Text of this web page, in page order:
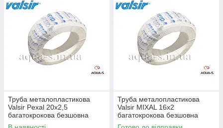
Труба металопластикова
Valsir Pexal 20х2,5
багатокрокова безшовна
(бухта 100 м.) Італія
Труба металопластикова
Valsir MIXAL 16х2
багатокрокова безшовна
(бухта 100 м.) Італія